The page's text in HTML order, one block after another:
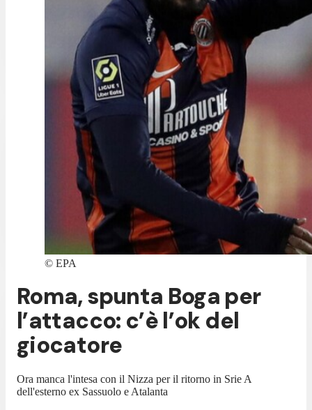
© EPA
Roma, spunta Boga per
l’attacco: c’è l’ok del
giocatore
Ora manca l'intesa con il Nizza per il ritorno in Srie A
dell'esterno ex Sassuolo e Atalanta